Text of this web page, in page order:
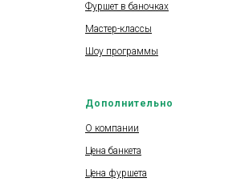
Фуршет в баночках
Мастер-классы
Шоу программы
Дополнительно
О компании
Цена банкета
Цена фуршета